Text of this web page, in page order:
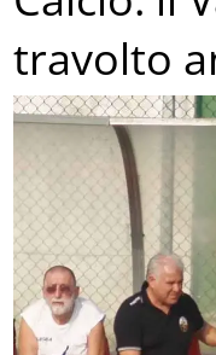
travolto